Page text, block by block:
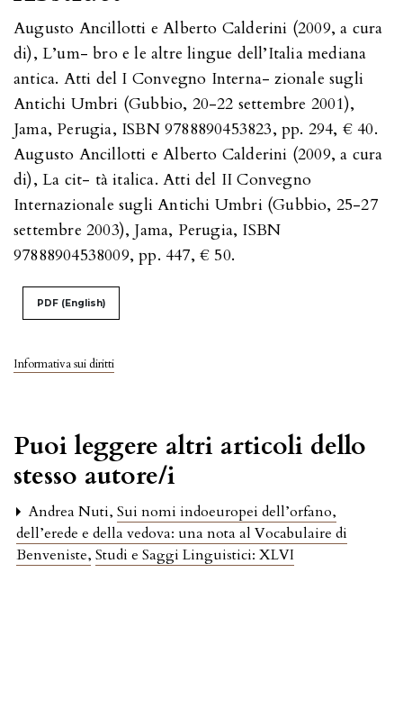
Informativa sui diritti
Augusto Ancillotti e Alberto Calderini (2009, a cura
di), L’um- bro e le altre lingue dell’Italia mediana
antica. Atti del I Convegno Interna- zionale sugli
Antichi Umbri (Gubbio, 20-22 settembre 2001),
Jama, Perugia, ISBN 9788890453823, pp. 294, € 40.
Augusto Ancillotti e Alberto Calderini (2009, a cura
di), La cit- tà italica. Atti del II Convegno
Internazionale sugli Antichi Umbri (Gubbio, 25-27
settembre 2003), Jama, Perugia, ISBN
97888904538009, pp. 447, € 50.
PDF (English)
Puoi leggere altri articoli dello
stesso autore/i
Andrea Nuti, Sui nomi indoeuropei dell’orfano,
dell’erede e della vedova: una nota al Vocabulaire di
Benveniste, Studi e Saggi Linguistici: XLVI